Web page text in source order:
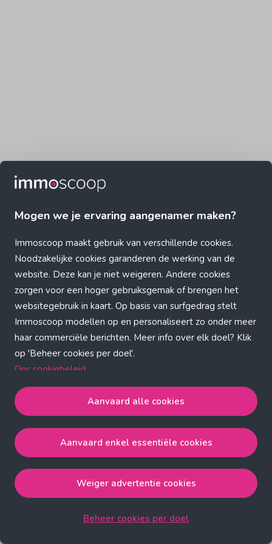
Mogen we je ervaring aangenamer maken?
Immoscoop maakt gebruik van verschillende cookies.
Noodzakelijke cookies garanderen de werking van de
website. Deze kan je niet weigeren. Andere cookies
zorgen voor een hoger gebruiksgemak of brengen het
websitegebruik in kaart. Op basis van surfgedrag stelt
Immoscoop modellen op en personaliseert zo onder meer
haar commerciële berichten. Meer info over elk doel? Klik
op 'Beheer cookies per doel'.
Ons cookiebeleid
Aanvaard alle cookiesgaat akkoord met de strict
noodzakelijke, analytische, functionele en advertentie
cookies.
de strict noodzakelijke cookies.
Weiger advertentie cookiesgaat akkoord met de strict
Aanvaard alle cookies
Aanvaard enkel essentiële cookies
Weiger advertentie cookies
Beheer cookies per doel
Application error: a client-side exception has occurred (see the
browser console for more information)